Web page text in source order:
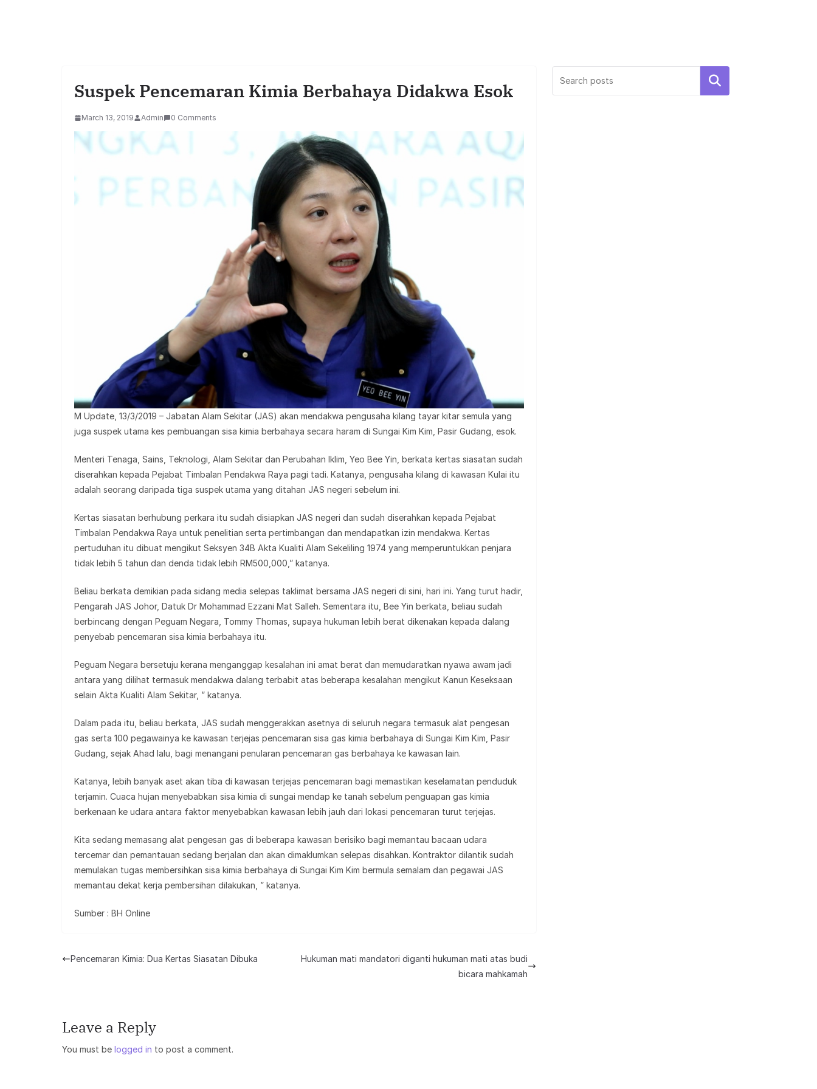
Suspek Pencemaran Kimia Berbahaya Didakwa Esok
March 13, 2019 Admin 0 Comments
M Update, 13/3/2019 – Jabatan Alam Sekitar (JAS) akan mendakwa pengusaha kilang tayar kitar semula yang
juga suspek utama kes pembuangan sisa kimia berbahaya secara haram di Sungai Kim Kim, Pasir Gudang, esok.
Menteri Tenaga, Sains, Teknologi, Alam Sekitar dan Perubahan Iklim, Yeo Bee Yin, berkata kertas siasatan sudah
diserahkan kepada Pejabat Timbalan Pendakwa Raya pagi tadi. Katanya, pengusaha kilang di kawasan Kulai itu
adalah seorang daripada tiga suspek utama yang ditahan JAS negeri sebelum ini.
Kertas siasatan berhubung perkara itu sudah disiapkan JAS negeri dan sudah diserahkan kepada Pejabat
Timbalan Pendakwa Raya untuk penelitian serta pertimbangan dan mendapatkan izin mendakwa. Kertas
pertuduhan itu dibuat mengikut Seksyen 34B Akta Kualiti Alam Sekeliling 1974 yang memperuntukkan penjara
tidak lebih 5 tahun dan denda tidak lebih RM500,000,” katanya.
Beliau berkata demikian pada sidang media selepas taklimat bersama JAS negeri di sini, hari ini. Yang turut hadir,
Pengarah JAS Johor, Datuk Dr Mohammad Ezzani Mat Salleh. Sementara itu, Bee Yin berkata, beliau sudah
berbincang dengan Peguam Negara, Tommy Thomas, supaya hukuman lebih berat dikenakan kepada dalang
penyebab pencemaran sisa kimia berbahaya itu.
Peguam Negara bersetuju kerana menganggap kesalahan ini amat berat dan memudaratkan nyawa awam jadi
antara yang dilihat termasuk mendakwa dalang terbabit atas beberapa kesalahan mengikut Kanun Keseksaan
selain Akta Kualiti Alam Sekitar, ” katanya.
Dalam pada itu, beliau berkata, JAS sudah menggerakkan asetnya di seluruh negara termasuk alat pengesan
gas serta 100 pegawainya ke kawasan terjejas pencemaran sisa gas kimia berbahaya di Sungai Kim Kim, Pasir
Gudang, sejak Ahad lalu, bagi menangani penularan pencemaran gas berbahaya ke kawasan lain.
Katanya, lebih banyak aset akan tiba di kawasan terjejas pencemaran bagi memastikan keselamatan penduduk
terjamin. Cuaca hujan menyebabkan sisa kimia di sungai mendap ke tanah sebelum penguapan gas kimia
berkenaan ke udara antara faktor menyebabkan kawasan lebih jauh dari lokasi pencemaran turut terjejas.
Kita sedang memasang alat pengesan gas di beberapa kawasan berisiko bagi memantau bacaan udara
tercemar dan pemantauan sedang berjalan dan akan dimaklumkan selepas disahkan. Kontraktor dilantik sudah
memulakan tugas membersihkan sisa kimia berbahaya di Sungai Kim Kim bermula semalam dan pegawai JAS
memantau dekat kerja pembersihan dilakukan, ” katanya.
Sumber : BH Online
Pencemaran Kimia: Dua Kertas Siasatan Dibuka
Hukuman mati mandatori diganti hukuman mati atas budi
bicara mahkamah
Leave a Reply
You must be logged in to post a comment.
Search